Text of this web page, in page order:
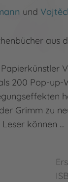
und
aus
200 Pop-up-
Grimm zu
können …